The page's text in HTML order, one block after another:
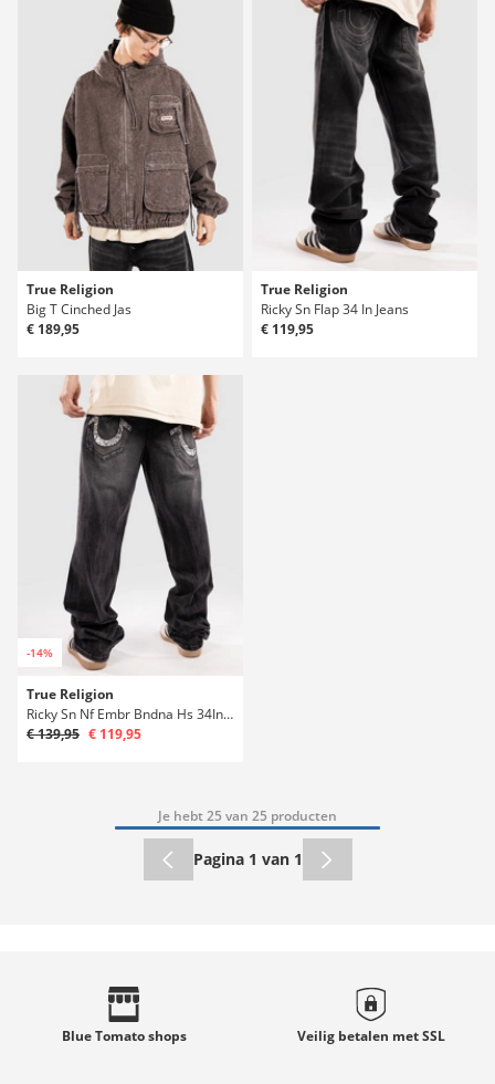
True Religion
Big T Cinched Jas
€ 189,95
True Religion
Ricky Sn Flap 34 In Jeans
€ 119,95
-14%
True Religion
Ricky Sn Nf Embr Bndna Hs 34In Jeans
€ 139,95 € 119,95
Je hebt 25 van 25 producten
Pagina 1 van 1
Blue Tomatoshops Veilig betalen metSSL